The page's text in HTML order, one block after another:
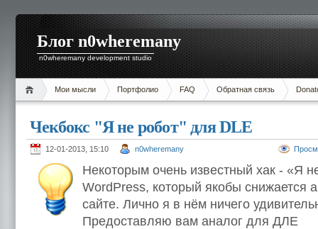
Блог n0wheremany
n0wheremany development studio
Мои мысли Портфолио FAQ Обратная связь
Чекбокс "Я не робот" для DLE
12-01-2013, 15:10 n0wheremany
Некоторым очень известный хак - «Я
WordPress, который якобы снижается
сайте. Лично я в нём ничего
Предоставляю вам аналог для ДЛЕ